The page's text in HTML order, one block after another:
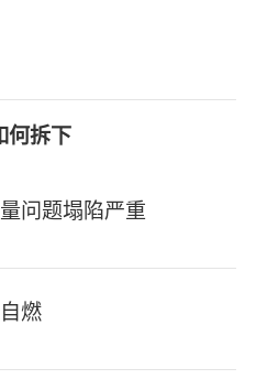
何拆下
问题塌陷严重
燃